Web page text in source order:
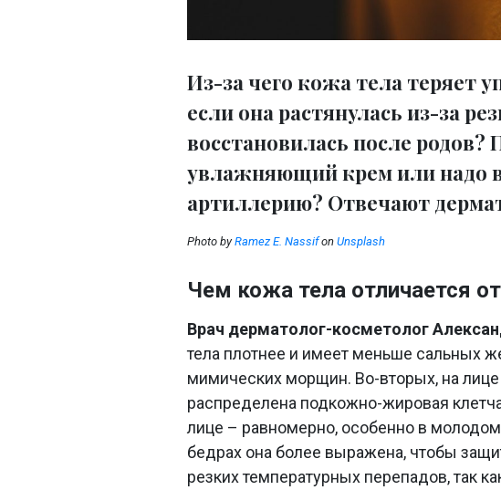
Из-за чего кожа тела теряет
если она растянулась из-за
восстановилась после
увлажняющий крем или надо
артиллерию? Отвечают
Photo byRamez E. Nassifon Unsplash
Чем кожа тела отличается
Врач дерматолог-косметолог
тела плотнее и имеет меньше сальных
мимических морщин. Во-вторых, на лице
распределена подкожно-жировая
лице – равномерно, особенно в
бедрах она более выражена, чтобы
резких температурных перепадов, так